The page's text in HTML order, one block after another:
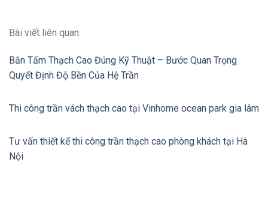
Bài viết liên quan:
Bắn Tấm Thạch Cao Đúng Kỹ Thuật – Bước Quan Trọng
Quyết Định Độ Bền Của Hệ Trần
Thi công trần vách thạch cao tại Vinhome ocean park gia lâm
Tư vấn thiết kế thi công trần thạch cao phòng khách tại Hà
Nội